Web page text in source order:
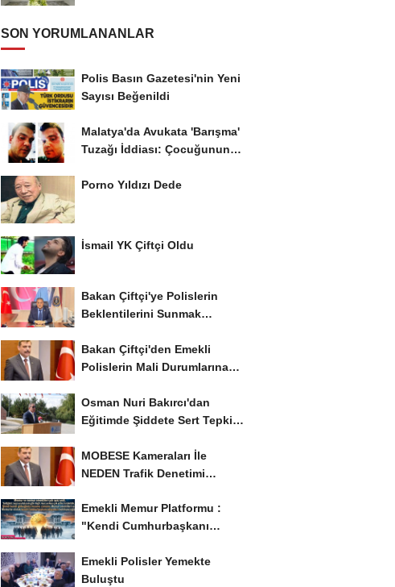
SON YORUMLANANLAR
Polis Basın Gazetesi'nin Yeni
Sayısı Beğenildi
Malatya'da Avukata 'Barışma'
Tuzağı İddiası: Çocuğunun
Porno Yıldızı Dede
İsmail YK Çiftçi Oldu
Bakan Çiftçi'ye Polislerin
Beklentilerini Sunmak
Bakan Çiftçi'den Emekli
Polislerin Mali Durumlarına
Osman Nuri Bakırcı'dan
Eğitimde Şiddete Sert Tepki:
MOBESE Kameraları İle
NEDEN Trafik Denetimi
Emekli Memur Platformu :
"Kendi Cumhurbaşkanı
Emekli Polisler Yemekte
Buluştu